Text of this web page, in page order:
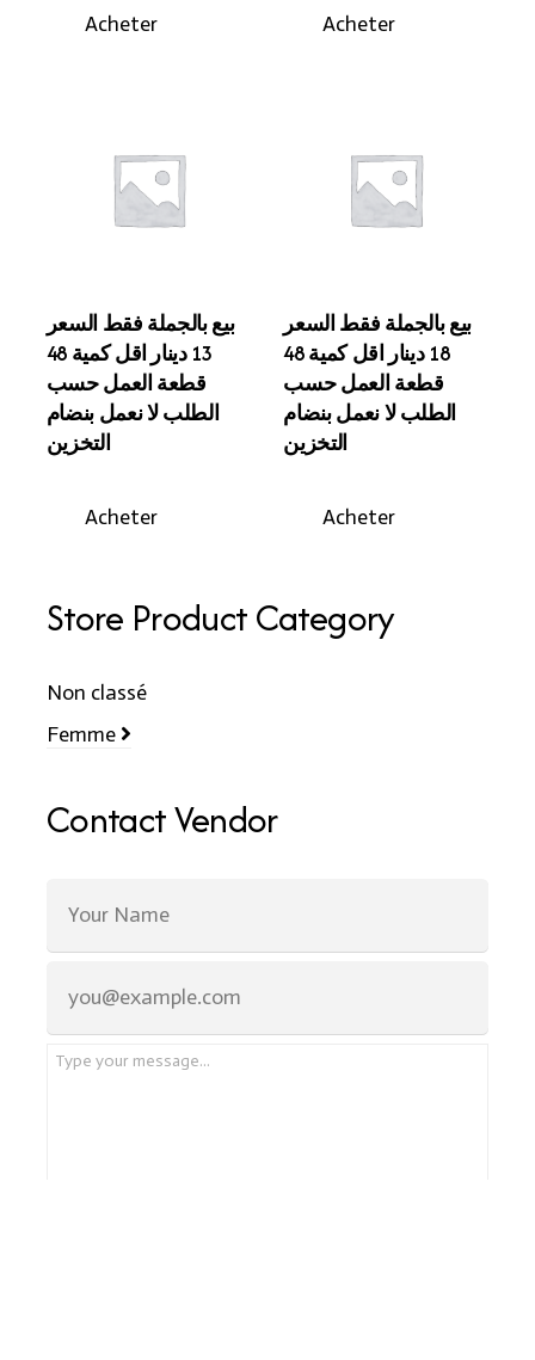
Store Product Category
Non classé
Femme
Contact Vendor
Acheter Acheter
بيع بالجملة فقط السعر
13 دينار اقل كمية 48
قطعة العمل حسب
الطلب لا نعمل بنضام
التخزين
Acheter
بيع بالجملة فقط السعر
18 دينار اقل كمية 48
قطعة العمل حسب
الطلب لا نعمل بنضام
التخزين
Acheter